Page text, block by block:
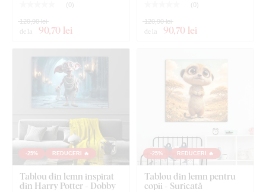
Ce este inclus în pachet?
Tablou pentru copii cu animăluț - Zebră
Cârlig(e) montat(e) în prealabil pe partea din spate a
tabloului
Instrucțiuni clare pentru montaj
( 0)
de la 90,70 lei
120,90 lei
( 0)
de la 90,70 lei
120,90 lei
-25% REDUCERI 🔥
Tablou din lemn inspirat
din Harry Potter - Dobby
-25% REDUCERI 🔥
Tablou din lemn pentru
copii - Suricată